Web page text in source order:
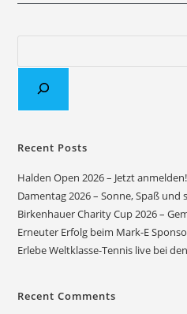
Recent Posts
Halden Open 2026 – Jetzt anmelden!
Damentag 2026 – Sonne, Spaß und
Birkenhauer Charity Cup 2026 –
Erneuter Erfolg beim Mark-E
Erlebe Weltklasse-Tennis live bei
Recent Comments